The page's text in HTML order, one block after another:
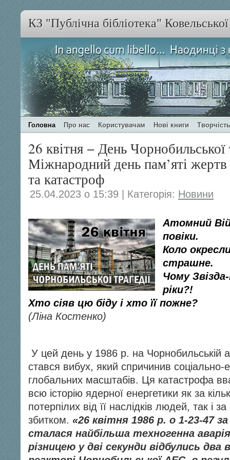
КЗ "Публічна бібліотека"
Головна Про нас Користувачам Нові книги
26 квітня − День Чорнобильської
Міжнародний день пам’яті жертв
та катастроф
25.04.2023 о 15:39 | Категорія: Новини
Атомний
повіки.
Коло
страшне.
Чому
ріки?!
Хто сіяв цю біду і хто її пожне?
(Ліна Костенко)
У цей день у 1986 р. на Чорнобильській
стався вибух, який спричинив соціально-
глобальних масштабів. Ця катастрофа
всю історію ядерної енергетики як за
потерпілих від її наслідків людей, так і
збитком. «26 квітня 1986 р. о 1-23-47
сталася найбільша техногенна
різницею у дві секунди відбулись